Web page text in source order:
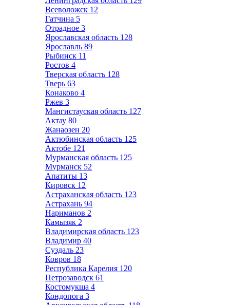
Всеволожск 12
Гатчина 5
Отрадное 3
Ярославская область 128
Ярославль 89
Рыбинск 11
Ростов 4
Тверская область 128
Тверь 63
Конаково 4
Ржев 3
Мангистауская область 127
Актау 80
Жанаозен 20
Актюбинская область 125
Актобе 121
Мурманская область 125
Мурманск 52
Апатиты 13
Кировск 12
Астраханская область 123
Астрахань 94
Нариманов 2
Камызяк 2
Владимирская область 123
Владимир 40
Суздаль 23
Ковров 18
Республика Карелия 120
Петрозаводск 61
Костомукша 4
Кондопога 3